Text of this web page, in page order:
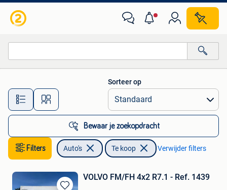
Alle afstanden…
Sorteer op
Bewaar je zoekopdracht
Filters Auto's Te koop Verwijder filters
VOLVO FM/FH 4x2 R7.1 - Ref. 1439